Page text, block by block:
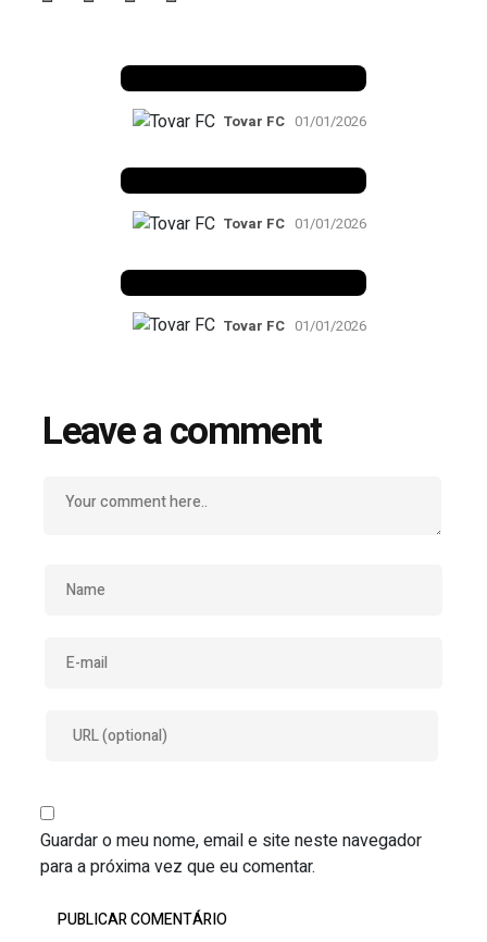
Tovar FC 01/01/2026
Tovar FC 01/01/2026
Tovar FC 01/01/2026
Leave a comment
Guardar o meu nome, email e site neste navegador
para a próxima vez que eu comentar.